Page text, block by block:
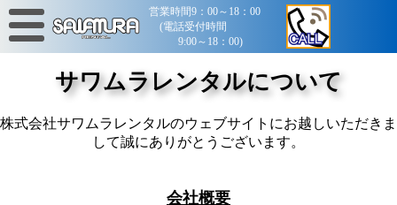
営業時間9：00～18：00
(電話受付時間
9:00～18：00)
サワムラレンタルについて
株式会社サワムラレンタルのウェブサイトにお越しいただきま
して誠にありがとうございます。
会社概要